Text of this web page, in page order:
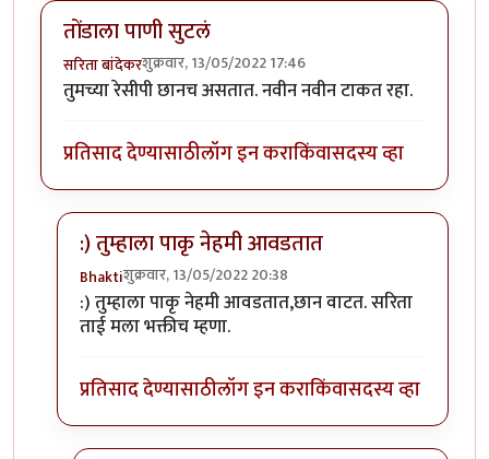
तोंडाला पाणी सुटलं
सरिता बांदेकरशुक्रवार, 13/05/2022 17:46
तुमच्या रेसीपी छानच असतात. नवीन नवीन टाकत रहा.
प्रतिसाद देण्यासाठीलॉग इन कराकिंवासदस्य व्हा
:) तुम्हाला पाकृ नेहमी आवडतात
Bhaktiशुक्रवार, 13/05/2022 20:38
In reply toतोंडाला पाणी सुटलंbyसरिता बांदेकर
:) तुम्हाला पाकृ नेहमी आवडतात,छान वाटत. सरिता
ताई मला भक्तीच म्हणा.
प्रतिसाद देण्यासाठीलॉग इन कराकिंवासदस्य व्हा